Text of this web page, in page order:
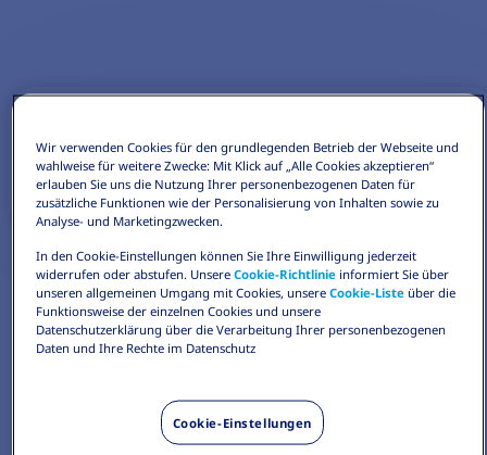
Wir verwenden Cookies für den grundlegenden Betrieb der Webseite und
wahlweise für weitere Zwecke: Mit Klick auf „Alle Cookies akzeptieren“
erlauben Sie uns die Nutzung Ihrer personenbezogenen Daten für
zusätzliche Funktionen wie der Personalisierung von Inhalten sowie zu
Analyse- und Marketingzwecken.
In den Cookie-Einstellungen können Sie Ihre Einwilligung jederzeit
widerrufen oder abstufen. UnsereCookie-Richtlinie informiert Sie über
unseren allgemeinen Umgang mit Cookies, unsereCookie-Liste über die
Funktionsweise der einzelnen Cookies und unsere
Datenschutzerklärung über die Verarbeitung Ihrer personenbezogenen
Daten und Ihre Rechte im Datenschutz
Cookie-Einstellungen